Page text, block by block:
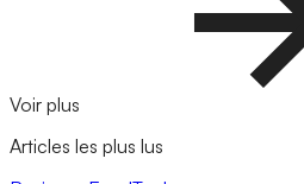
Voir plus
Articles les plus lus